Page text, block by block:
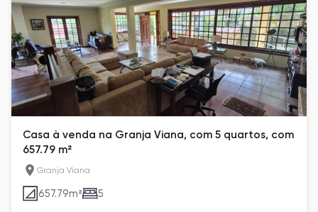
Casa à venda na Granja Viana, com 5 quartos, com
657.79 m²
Granja Viana
657.79m² 5